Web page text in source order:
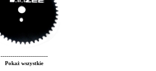
------------------------
Pokaż wszystkie